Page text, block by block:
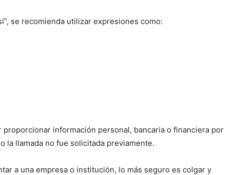
se recomienda utilizar expresiones como:
información personal, bancaria o financiera por
la llamada no fue solicitada previamente.
a una empresa o institución, lo más seguro es colgar y